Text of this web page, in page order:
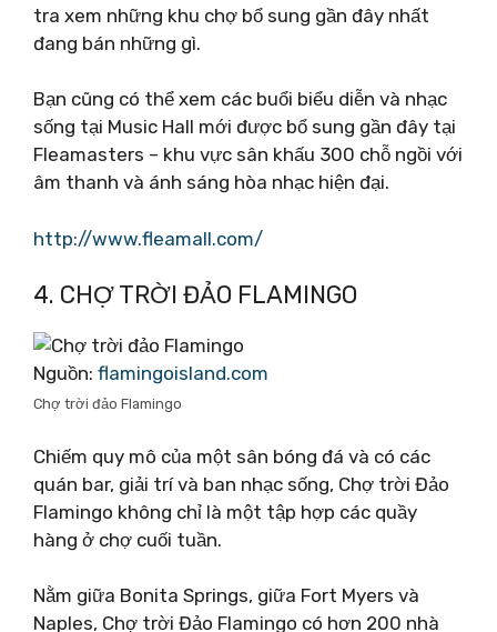
tra xem những khu chợ bổ sung gần đây nhất
đang bán những gì.
Bạn cũng có thể xem các buổi biểu diễn và nhạc
sống tại Music Hall mới được bổ sung gần đây tại
Fleamasters – khu vực sân khấu 300 chỗ ngồi với
âm thanh và ánh sáng hòa nhạc hiện đại.
http://www.fleamall.com/
4. CHỢ TRỜI ĐẢO FLAMINGO
Nguồn: flamingoisland.com
Chợ trời đảo Flamingo
Chiếm quy mô của một sân bóng đá và có các
quán bar, giải trí và ban nhạc sống, Chợ trời Đảo
Flamingo không chỉ là một tập hợp các quầy
hàng ở chợ cuối tuần.
Nằm giữa Bonita Springs, giữa Fort Myers và
Naples, Chợ trời Đảo Flamingo có hơn 200 nhà